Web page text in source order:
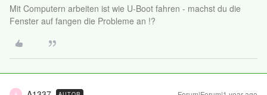
Mit Computern arbeiten ist wie U-Boot fahren - machst du die
Fenster auf fangen die Probleme an !?